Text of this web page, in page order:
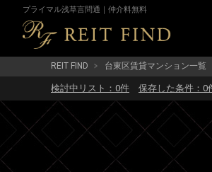
プライマル浅草言問通｜仲介料無料
REIT FIND 台東区賃貸マンション一覧
検討中リスト： 0件 保存した条件： 0